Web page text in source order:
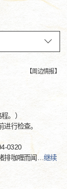
【周边情报】
。）
行检查。
0320
排咖喱而闻…继续